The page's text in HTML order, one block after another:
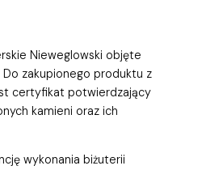
Nieweglowski objęte
Do zakupionego produktu z
certyfikat potwierdzający
kamieni oraz ich
wykonania biżuterii